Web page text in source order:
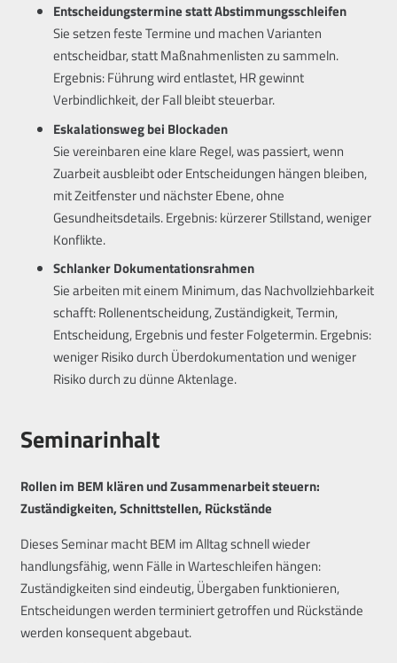
Entscheidungstermine statt Abstimmungsschleifen
Sie setzen feste Termine und machen Varianten
entscheidbar, statt Maßnahmenlisten zu sammeln.
Ergebnis: Führung wird entlastet, HR gewinnt
Verbindlichkeit, der Fall bleibt steuerbar.
Eskalationsweg bei Blockaden
Sie vereinbaren eine klare Regel, was passiert, wenn
Zuarbeit ausbleibt oder Entscheidungen hängen bleiben,
mit Zeitfenster und nächster Ebene, ohne
Gesundheitsdetails. Ergebnis: kürzerer Stillstand, weniger
Konflikte.
Schlanker Dokumentationsrahmen
Sie arbeiten mit einem Minimum, das Nachvollziehbarkeit
schafft: Rollenentscheidung, Zuständigkeit, Termin,
Entscheidung, Ergebnis und fester Folgetermin. Ergebnis:
weniger Risiko durch Überdokumentation und weniger
Risiko durch zu dünne Aktenlage.
Seminarinhalt
Rollen im BEM klären und Zusammenarbeit steuern:
Zuständigkeiten, Schnittstellen, Rückstände
Dieses Seminar macht BEM im Alltag schnell wieder
handlungsfähig, wenn Fälle in Warteschleifen hängen:
Zuständigkeiten sind eindeutig, Übergaben funktionieren,
Entscheidungen werden terminiert getroffen und Rückstände
werden konsequent abgebaut.